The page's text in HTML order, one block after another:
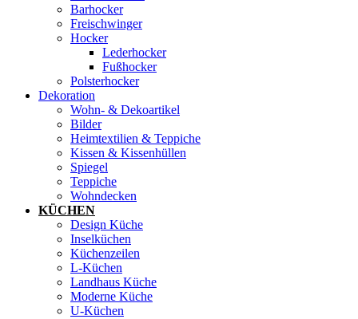
Barhocker
Freischwinger
Hocker
Lederhocker
Fußhocker
Polsterhocker
Dekoration
Wohn- & Dekoartikel
Bilder
Heimtextilien & Teppiche
Kissen & Kissenhüllen
Spiegel
Teppiche
Wohndecken
KÜCHEN
Design Küche
Inselküchen
Küchenzeilen
L-Küchen
Landhaus Küche
Moderne Küche
U-Küchen